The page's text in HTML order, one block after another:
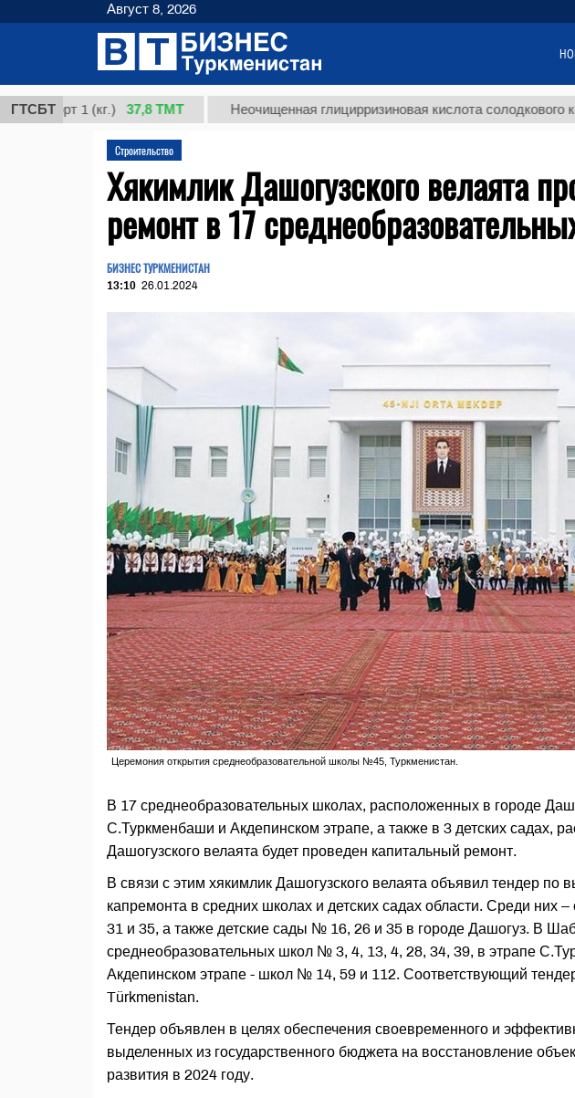
ГТСБТ
1 (кг.) 37,8 ТМТ Неочищенная глицирризиновая кислота солодкового корня
Строительство
Хякимлик Дашогузского велаята
ремонт в 17
БИЗНЕС ТУРКМЕНИСТАН
13:10 26.01.2024
Церемония открытия среднеобразовательной школы №45, Туркменистан.
В 17 среднеобразовательных школах, расположенных в городе
С.Туркменбаши и Акдепинском этрапе, а также в 3 детских садах,
Дашогузского велаята будет проведен капитальный ремонт.
В связи с этим хякимлик Дашогузского велаята объявил тендер по
капремонта в средних школах и детских садах области. Среди
31 и 35, а также детские сады № 16, 26 и 35 в городе Дашогуз. В
среднеобразовательных школ № 3, 4, 13, 4, 28, 34, 39, в этрапе
Акдепинском этрапе - школ № 14, 59 и 112. Соответствующий
Türkmenistan.
Тендер объявлен в целях обеспечения своевременного и
выделенных из государственного бюджета на восстановление
развития в 2024 году.
Август 8, 2026